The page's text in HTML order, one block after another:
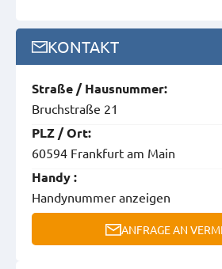
KONTAKT
Straße / Hausnummer:
Bruchstraße 21
PLZ / Ort:
60594 Frankfurt am Main
Handy :
Handynummer anzeigen
ANFRAGE AN